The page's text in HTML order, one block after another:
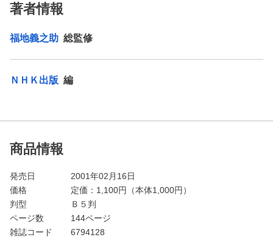
著者情報
福地義之助 総監修
ＮＨＫ出版 編
商品情報
発売日
2001年02月16日
価格
定価： 1,100円（本体1,000円）
判型
Ｂ５判
ページ数
144ページ
雑誌コード
6794128